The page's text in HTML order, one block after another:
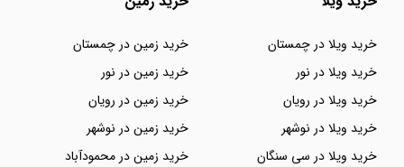
خرید ویلا در چمستان
خرید ویلا در نور
خرید ویلا در رویان
خرید ویلا در نوشهر
خرید ویلا در سی سنگان
خرید زمین در چمستان
خرید زمین در نور
خرید زمین در رویان
خرید زمین در نوشهر
خرید زمین در محمودآباد